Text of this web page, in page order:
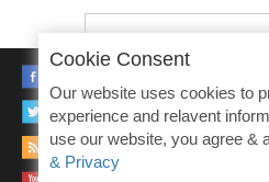
TWITTER
RSS
Cookie Consent
Our website uses cookies to
experience and relavent
use our website, you agree &
& Privacy